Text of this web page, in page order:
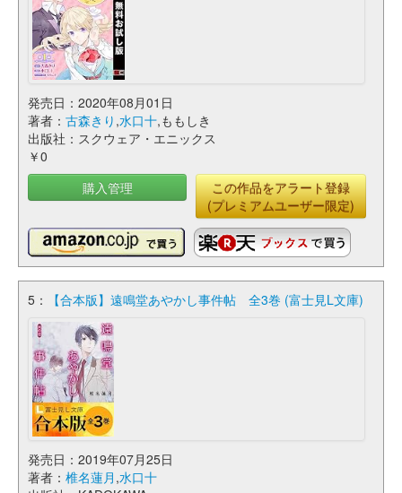
発売日：2020年08月01日
著者： 古森きり ,水口十,ももしき
出版社：スクウェア・エニックス
￥0
購入管理
この作品をアラート登録
(プレミアムユーザー限定)
5： 【合本版】遠鳴堂あやかし事件帖 全3巻 (富士見L文庫)
発売日：2019年07月25日
著者： 椎名蓮月 ,水口十